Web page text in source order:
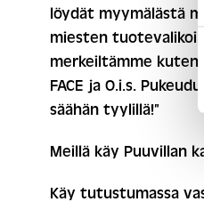
löydät myymälästä
miesten
merkeiltämme kuten
FACE ja O.i.s.
säähän tyylillä!”
Meillä käy Puuvillan
Käy tutustumassa